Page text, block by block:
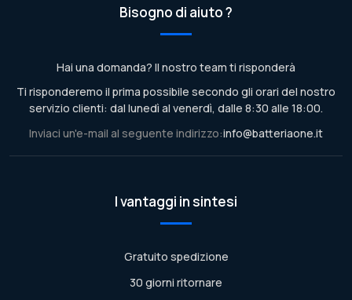
Bisogno di aiuto ?
Hai una domanda? Il nostro team ti risponderà
Ti risponderemo il prima possibile secondo gli orari del nostro
servizio clienti: dal lunedì al venerdì, dalle 8:30 alle 18:00.
Inviaci un'e-mail al seguente indirizzo:info@batteriaone.it
I vantaggi in sintesi
Gratuito spedizione
30 giorni ritornare